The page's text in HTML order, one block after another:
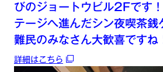
びのジョートウビル2Fです
テージへ進んだシン夜喫茶銭
難民のみなさん大歓喜ですね
詳細はこちら